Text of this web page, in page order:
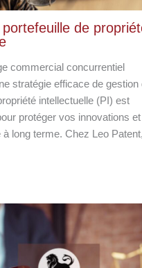
de
commercial concurrentiel
stratégie efficace de gestion
intellectuelle (PI) est
protéger vos innovations
long terme. Chez Leo